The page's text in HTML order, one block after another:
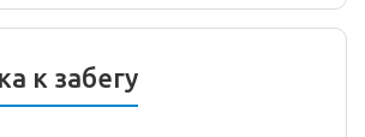
к забегу